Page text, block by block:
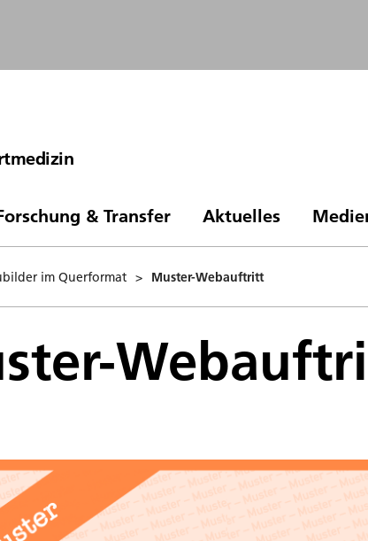
& Transfer Aktuelles
im Querformat > Muster-Webauftritt